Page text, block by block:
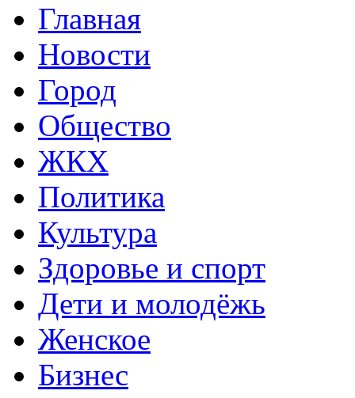
Главная
Новости
Город
Общество
ЖКХ
Политика
Культура
Здоровье и спорт
Дети и молодёжь
Женское
Бизнес